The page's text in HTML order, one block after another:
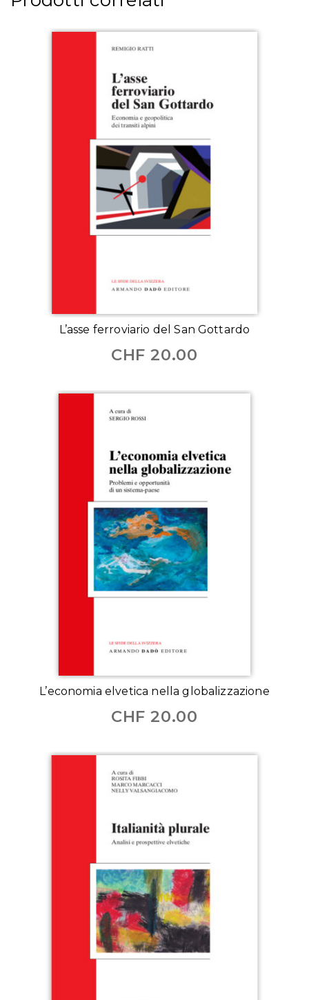
L’asse ferroviario del San Gottardo
CHF 20.00
L’economia elvetica nella globalizzazione
CHF 20.00